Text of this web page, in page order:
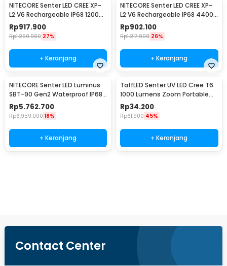
NITECORE Senter LED CREE XP-
L2 V6 Rechargeable IP68 1200
Lumens - MH12 V2
Rp917.900
Rp1.250.900 27%
+ Keranjang
NITECORE Senter LED CREE XP-
L2 V6 Rechargeable IP68 4400
Lumens - E4K
Rp902.100
Rp1.217.900 26%
+ Keranjang
NITECORE Senter LED Luminus
SBT-90 Gen2 Waterproof IP68
5200 Lumens - TM39
Rp5.762.700
Rp6.959.000 18%
+ Keranjang
TaffLED Senter UV LED Cree T6
1000 Lumens Zoom Portable
395nm - T118
Rp34.200
Rp61.900 45%
+ Keranjang
Contact Center